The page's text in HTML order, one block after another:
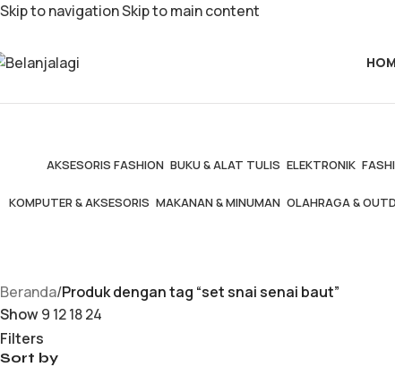
Skip to navigationSkip to main content
AKSESORIS FASHION BUKU & ALAT TULIS ELEKTRONIK
KOMPUTER & AKSESORIS MAKANAN & MINUMAN OLAHRAGA &
Beranda/Produk dengan tag “set snai senai baut”
Show9 121824
Filters
Sort by